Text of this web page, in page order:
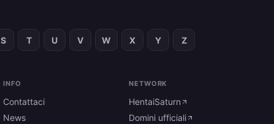
S T U V W X Y Z
INFO
Contattaci
News
NETWORK
HentaiSaturn
Domini ufficiali